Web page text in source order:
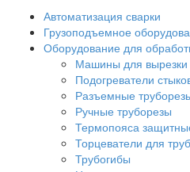
Автоматизация сварки
Грузоподъемное
Оборудование для
Машины для вырезки
Подогреватели
Разъемные
Ручные труборезы
Термопояса
Торцеватели для труб
Трубогибы